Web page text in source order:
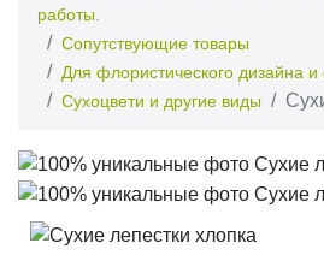
работы.
Сопутствующие товары
Для флористического дизайна
Сухоцвети и другие виды